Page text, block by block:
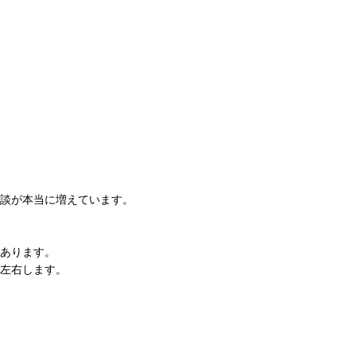
が本当に増えています。
ります。
右します。